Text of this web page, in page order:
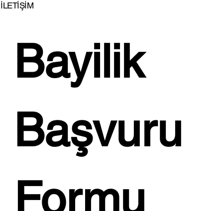
İSTİKBAL'DEN EVLENENLERE BÜYÜK
İLETİŞİM
Bayilik
Başvuru
Formu